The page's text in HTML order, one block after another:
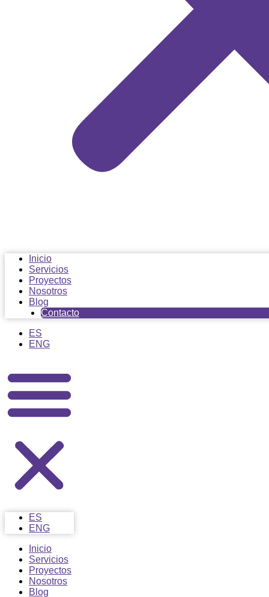
Inicio
Servicios
Proyectos
Nosotros
Blog
Contacto
ES
ENG
ES
ENG
Inicio
Servicios
Proyectos
Nosotros
Blog